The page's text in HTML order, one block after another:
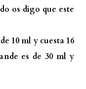
os digo que este
10 ml y cuesta 16
es de 30 ml y